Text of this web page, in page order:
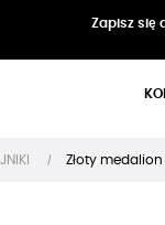
Zapisz się
Złoty